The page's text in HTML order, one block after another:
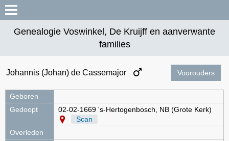
Genealogie Voswinkel, De Kruijff en aanverwante
families
Johannis (Johan) de Cassemajor Voorouders
Geboren
Gedoopt
02-02-1669 's-Hertogenbosch, NB (Grote Kerk)
Scan
Overleden